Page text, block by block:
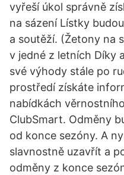
vyřeší úkol správně
na sázení Lístky
a soutěží. (Žetony na
v jedné z letních Díky
své výhody stále po
prostředí získáte
nabídkách
ClubSmart. Odměny
od konce sezóny. A
slavnostně uzavřít a
odměny z konce